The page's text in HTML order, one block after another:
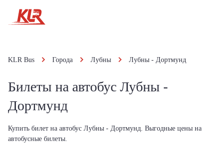
KLR Bus Города Лубны Лубны - Дортмунд
Билеты на автобус Лубны -
Дортмунд
Купить билет на автобус Лубны - Дортмунд. Выгодные цены на
автобусные билеты.